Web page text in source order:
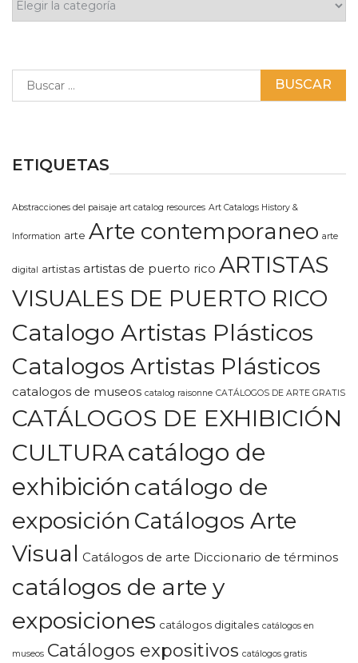
ETIQUETAS
Abstracciones del paisaje art catalog resources Art Catalogs History &
Information arte Arte contemporaneo arte
digital artistas artistas de puerto rico ARTISTAS
VISUALES DE PUERTO RICO
Catalogo Artistas Plásticos
Catalogos Artistas Plásticos
catalogos de museos catalog raisonne CATÁLOGOS DE ARTE GRATIS
CATÁLOGOS DE EXHIBICIÓN
CULTURAcatálogo de
exhibición catálogo de
exposición Catálogos Arte
Visual Catálogos de arte Diccionario de términos
catálogos de arte y
exposiciones catálogos digitales catálogos en
museos Catálogos expositivos catálogos gratis